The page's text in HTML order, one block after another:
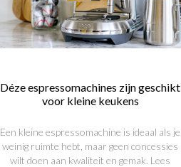
Déze espressomachines zijn geschikt
voor kleine keukens
Een kleine espressomachine is ideaal als je
weinig ruimte hebt, maar geen concessies
wilt doen aan kwaliteit en gemak. Lees